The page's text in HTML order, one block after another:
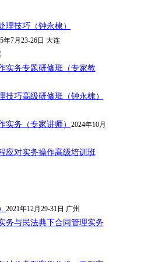
技巧（钟永棣）
年7月23-26日 大连
实务专题研修班（专家教
巧高级研修班（钟永棣）
务（专家讲师） 2024年10月
应对实务操作高级培训班
2021年12月29-31日 广州
务与民法典下合同管理实务